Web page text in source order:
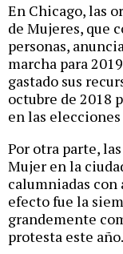
En Chicago, las
de Mujeres, que
personas,
marcha para
gastado sus
octubre de 2018
en las
Por otra parte,
Mujer en la
calumniadas con
efecto fue la
grandemente
protesta este año.